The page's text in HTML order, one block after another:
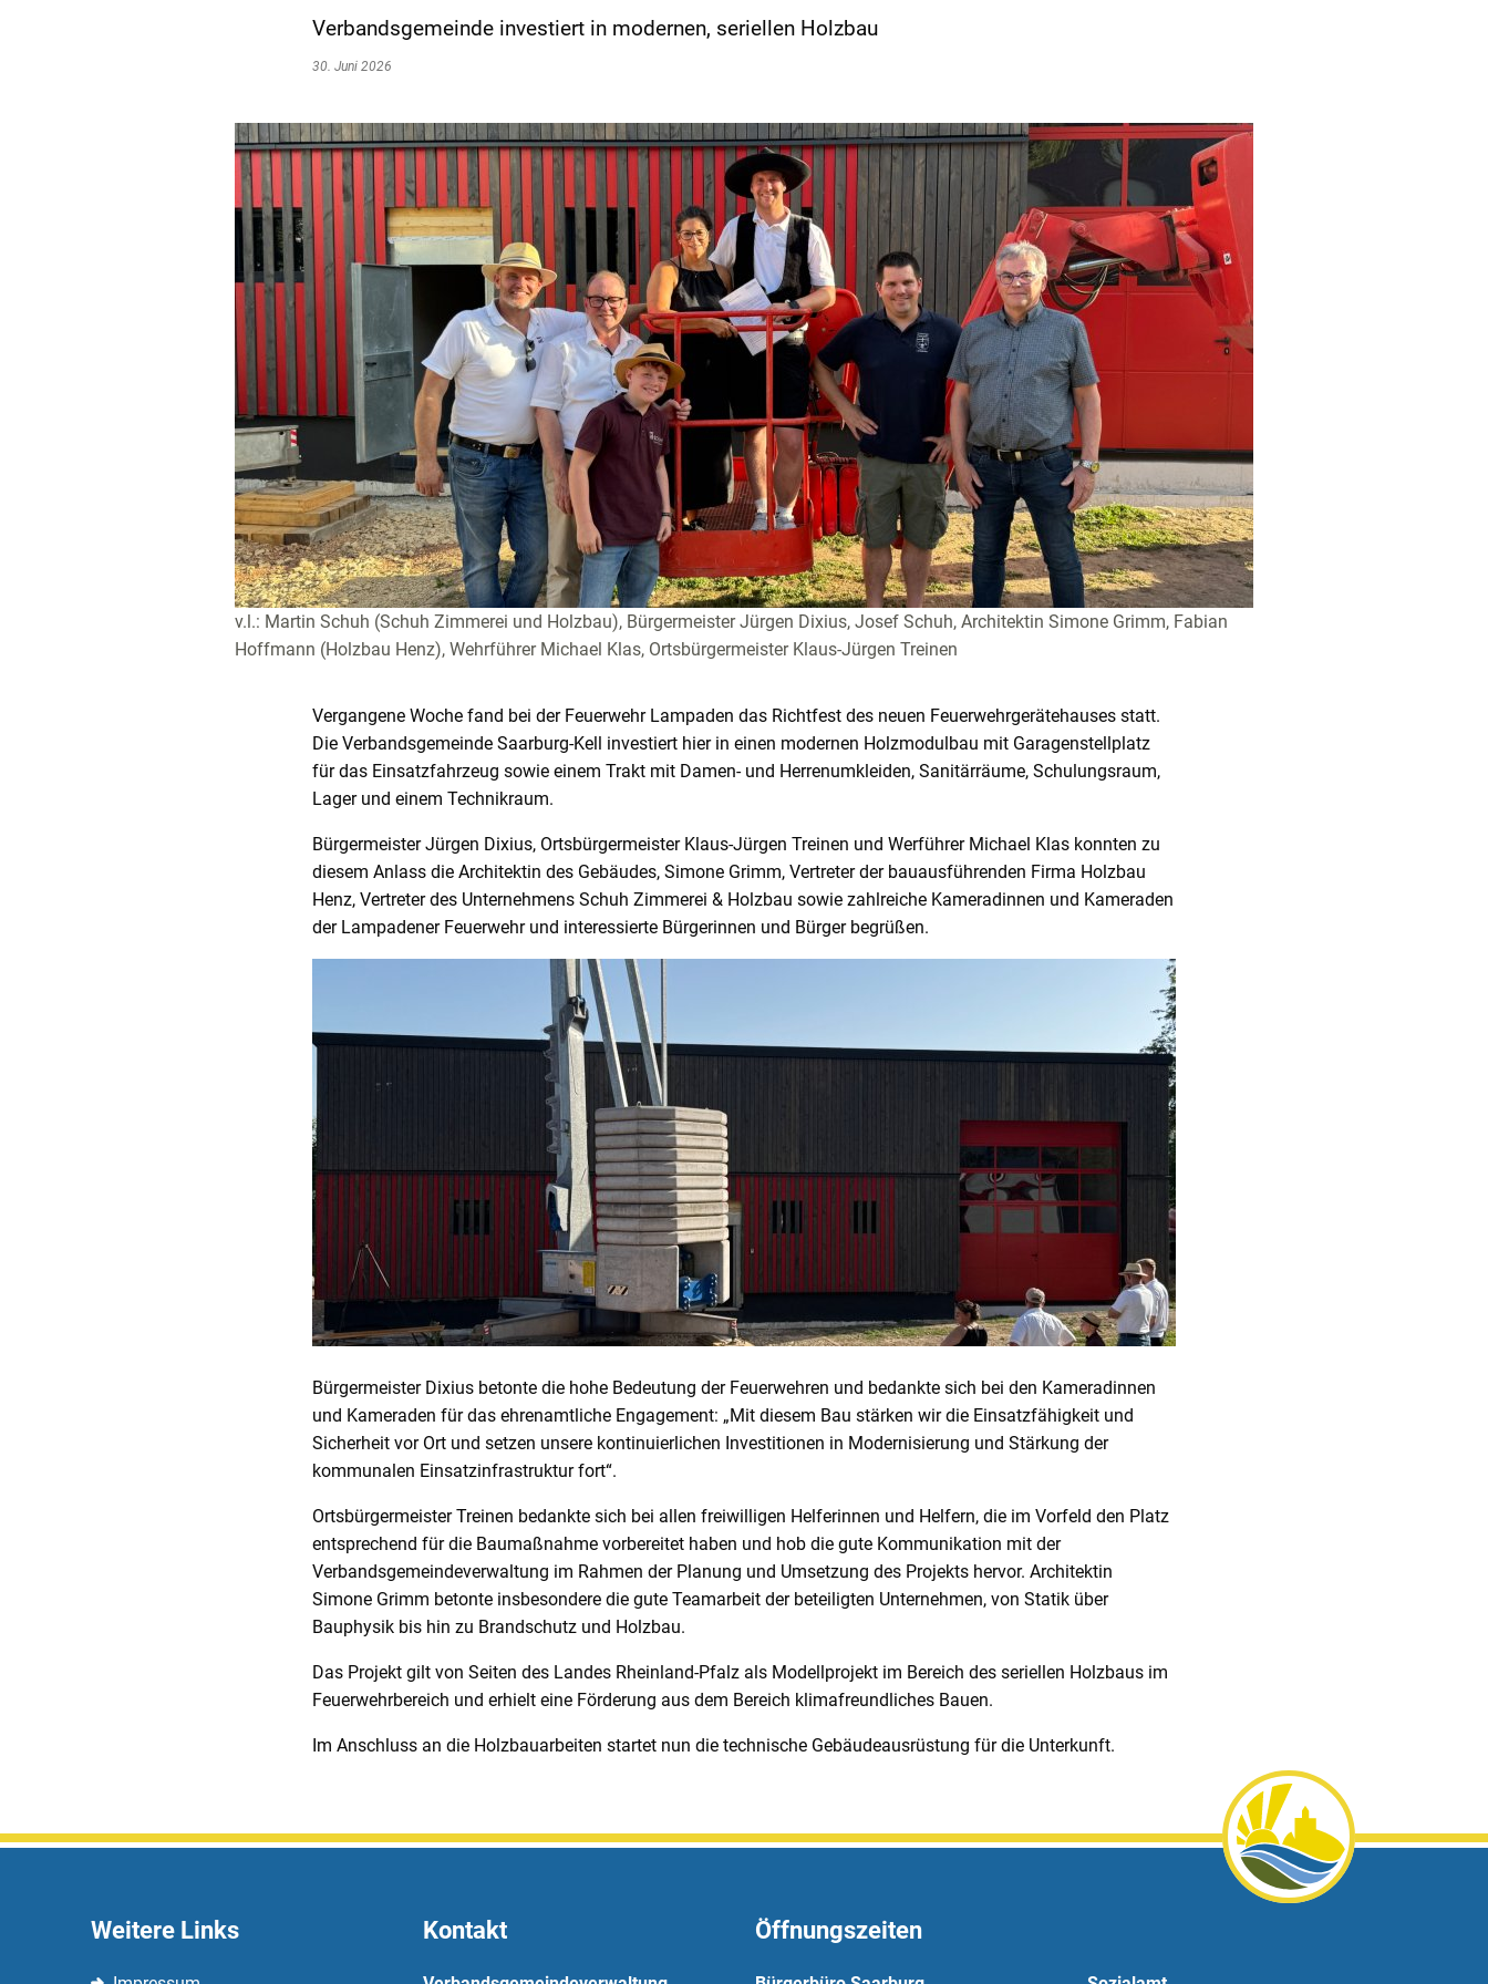
Verbandsgemeinde investiert in modernen, seriellen Holzbau
30. Juni 2026
v.l.: Martin Schuh (Schuh Zimmerei und Holzbau), Bürgermeister Jürgen Dixius, Josef Schuh, Architektin Simone Grimm, Fabian
Hoffmann (Holzbau Henz), Wehrführer Michael Klas, Ortsbürgermeister Klaus-Jürgen Treinen
Vergangene Woche fand bei der Feuerwehr Lampaden das Richtfest des neuen Feuerwehrgerätehauses statt.
Die Verbandsgemeinde Saarburg-Kell investiert hier in einen modernen Holzmodulbau mit Garagenstellplatz
für das Einsatzfahrzeug sowie einem Trakt mit Damen- und Herrenumkleiden, Sanitärräume, Schulungsraum,
Lager und einem Technikraum.
Bürgermeister Jürgen Dixius, Ortsbürgermeister Klaus-Jürgen Treinen und Werführer Michael Klas konnten zu
diesem Anlass die Architektin des Gebäudes, Simone Grimm, Vertreter der bauausführenden Firma Holzbau
Henz, Vertreter des Unternehmens Schuh Zimmerei & Holzbau sowie zahlreiche Kameradinnen und Kameraden
der Lampadener Feuerwehr und interessierte Bürgerinnen und Bürger begrüßen.
Bürgermeister Dixius betonte die hohe Bedeutung der Feuerwehren und bedankte sich bei den Kameradinnen
und Kameraden für das ehrenamtliche Engagement: „Mit diesem Bau stärken wir die Einsatzfähigkeit und
Sicherheit vor Ort und setzen unsere kontinuierlichen Investitionen in Modernisierung und Stärkung der
kommunalen Einsatzinfrastruktur fort“.
Ortsbürgermeister Treinen bedankte sich bei allen freiwilligen Helferinnen und Helfern, die im Vorfeld den Platz
entsprechend für die Baumaßnahme vorbereitet haben und hob die gute Kommunikation mit der
Verbandsgemeindeverwaltung im Rahmen der Planung und Umsetzung des Projekts hervor. Architektin
Simone Grimm betonte insbesondere die gute Teamarbeit der beteiligten Unternehmen, von Statik über
Bauphysik bis hin zu Brandschutz und Holzbau.
Das Projekt gilt von Seiten des Landes Rheinland-Pfalz als Modellprojekt im Bereich des seriellen Holzbaus im
Feuerwehrbereich und erhielt eine Förderung aus dem Bereich klimafreundliches Bauen.
Im Anschluss an die Holzbauarbeiten startet nun die technische Gebäudeausrüstung für die Unterkunft.
Weitere Links Kontakt Öffnungszeiten